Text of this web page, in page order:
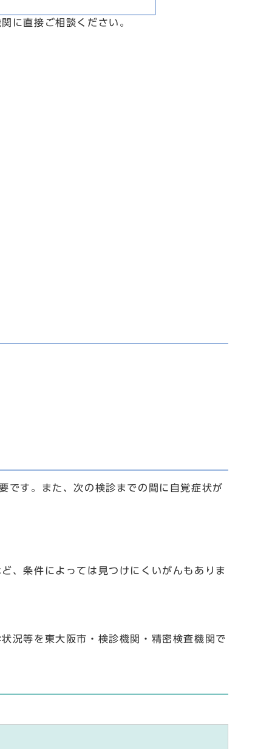
に直接ご相談ください。
です。また、次の検診までの間に自覚症状が
、条件によっては見つけにくいがんもありま
況等を東大阪市・検診機関・精密検査機関で